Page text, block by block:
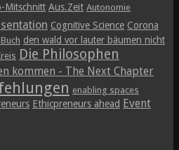
Mitschnitt Aus.Zeit Autonomie
Cognitive Science Corona
den wald vor lauter bäumen nicht
Die Philosophen
kommen - The Next Chapter
enabling spaces
Ethicpreneurs ahead Event